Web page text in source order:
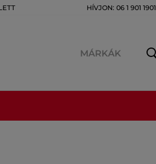
HÍVJON: 06 1 901 1901
MÁRKÁK